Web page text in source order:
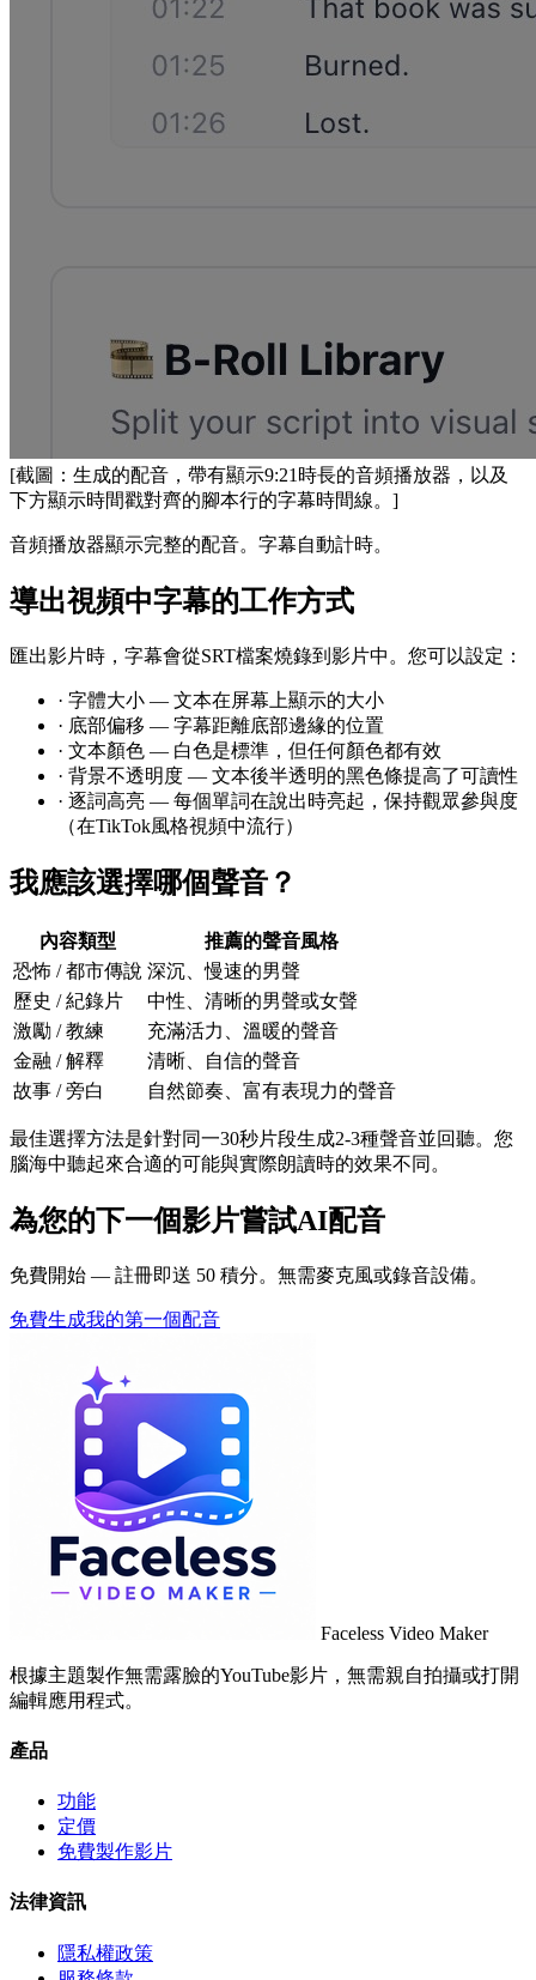
[截圖：生成的配音，帶有顯示9:21時長的音頻播放器，以及
下方顯示時間戳對齊的腳本行的字幕時間線。]
音頻播放器顯示完整的配音。字幕自動計時。
導出視頻中字幕的工作方式
匯出影片時，字幕會從SRT檔案燒錄到影片中。您可以設定：
· 字體大小 — 文本在屏幕上顯示的大小
· 底部偏移 — 字幕距離底部邊緣的位置
· 文本顏色 — 白色是標準，但任何顏色都有效
· 背景不透明度 — 文本後半透明的黑色條提高了可讀性
· 逐詞高亮 — 每個單詞在說出時亮起，保持觀眾參與度
（在TikTok風格視頻中流行）
我應該選擇哪個聲音？
內容類型
推薦的聲音風格
恐怖 / 都市傳說 深沉、慢速的男聲
歷史 / 紀錄片
中性、清晰的男聲或女聲
激勵 / 教練
充滿活力、溫暖的聲音
金融 / 解釋
清晰、自信的聲音
故事 / 旁白
自然節奏、富有表現力的聲音
最佳選擇方法是針對同一30秒片段生成2-3種聲音並回聽。您
腦海中聽起來合適的可能與實際朗讀時的效果不同。
為您的下一個影片嘗試AI配音
免費開始 — 註冊即送 50 積分。無需麥克風或錄音設備。
免費生成我的第一個配音
Faceless Video Maker
根據主題製作無需露臉的YouTube影片，無需親自拍攝或打開
編輯應用程式。
產品
功能
定價
免費製作影片
法律資訊
隱私權政策